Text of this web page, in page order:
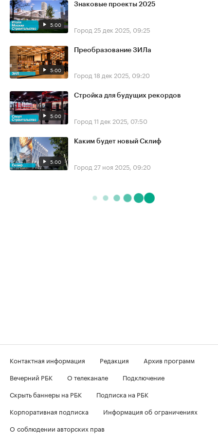
5:00
Знаковые проекты 2025
Город 25 дек 2025, 09:25
5:00
Преобразование ЗИЛа
Город 18 дек 2025, 09:20
5:00
Стройка для будущих рекордов
Город 11 дек 2025, 07:50
5:00
Каким будет новый Склиф
Город 27 ноя 2025, 09:20
Контактная информация Редакция
Архив программ
Вечерний РБК
О телеканале
Подключение
Скрыть баннеры на РБК
Подписка на РБК
Корпоративная подписка
Информация об ограничениях
О соблюдении авторских прав